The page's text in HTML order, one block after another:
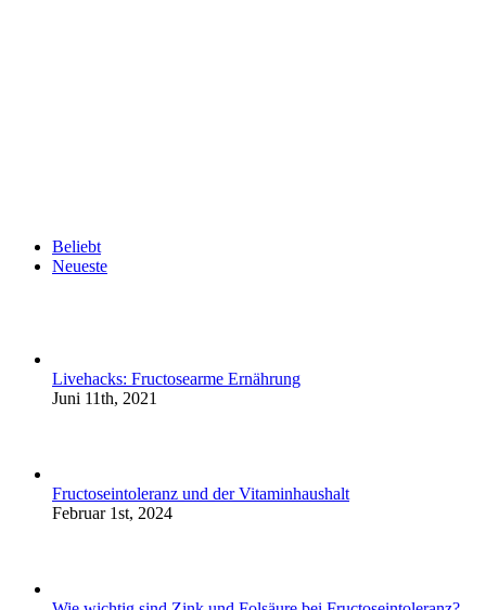
Beliebt
Neueste
Livehacks: Fructosearme Ernährung
Juni 11th, 2021
Fructoseintoleranz und der Vitaminhaushalt
Februar 1st, 2024